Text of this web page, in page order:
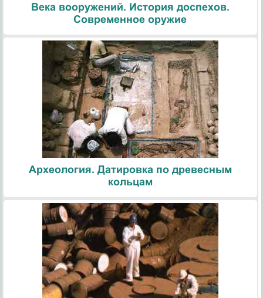
Века вооружений. История доспехов.
Современное оружие
Археология. Датировка по древесным
кольцам